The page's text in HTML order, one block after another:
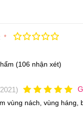
Tuyệt
Rất tốt
Trung bình
Fair
Kém
(106 nhận xét)
vùng nách, vùng háng,